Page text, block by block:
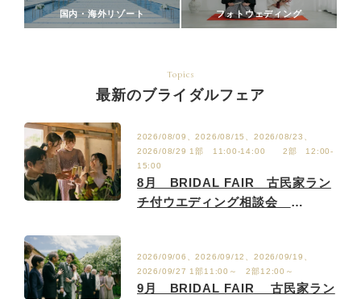
国内・海外リゾート フォトウェディング
Topics
最新のブライダルフェア
2026/08/09、2026/08/15、2026/08/23、
2026/08/29 1部 11:00-14:00 2部 12:00-
15:00
8月 BRIDAL FAIR 古民家ラン
チ付ウエディング相談会
2026/09/06、2026/09/12、2026/09/19、
2026/09/27 1部11:00～ 2部12:00～
9月 BRIDAL FAIR 古民家ラン